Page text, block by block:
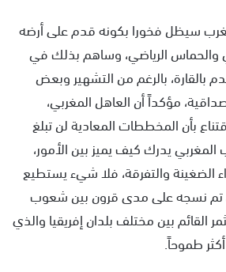
سيظل فخورا بكونه قدم على أرضه
والحماس الرياضي، وساهم بذلك في
بالقارة، بالرغم من التشهير وبعض
مؤكداً أن العاهل المغربي،
بأن المخططات المعادية لن تبلغ
المغربي يدرك كيف يميز بين الأمور،
الضغينة والتفرقة، فلا شيء يستطيع
تم نسجه على مدى قرون بين شعوب
القائم بين مختلف بلدان إفريقيا والذي
طموحاً.